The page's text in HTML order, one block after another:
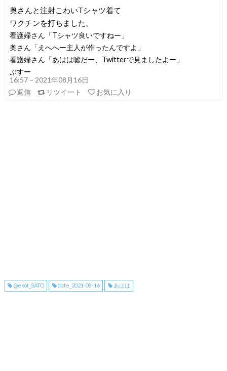
奥さんと注射こわいTシャツ着て
ワクチンを打ちました。
看護婦さん「Tシャツ良いですねー」
奥さん「えへへー主人が作ったんですよ」
看護婦さん「あはは嘘だー、Twitterで見ましたよー」
ぷすー
16:57 – 2021年08月16日
返信
リツイート お気に入り
@ekot_SATO date_2021-08-16 あはは